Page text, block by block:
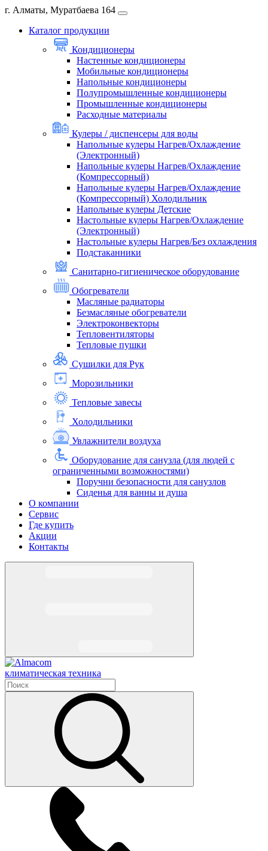
г. Алматы, Муратбаева 164
Каталог продукции
Кондиционеры
Настенные кондиционеры
Мобильные кондиционеры
Напольные кондиционеры
Полупромышленные кондиционеры
Промышленные кондиционеры
Расходные материалы
Кулеры / диспенсеры для воды
Напольные кулеры Нагрев/Охлаждение
(Электронный)
Напольные кулеры Нагрев/Охлаждение
(Компрессорный)
Напольные кулеры Нагрев/Охлаждение
(Компрессорный) Холодильник
Напольные кулеры Детские
Настольные кулеры Нагрев/Охлаждение
(Электронный)
Настольные кулеры Нагрев/Без охлаждения
Подстаканники
Санитарно-гигиеническое оборудование
Обогреватели
Масляные радиаторы
Безмасляные обогреватели
Электроконвекторы
Тепловентиляторы
Тепловые пушки
Сушилки для Рук
Морозильники
Тепловые завесы
Холодильники
Увлажнители воздуха
Оборудование для санузла (для людей с
ограниченными возможностями)
Поручни безопасности для санузлов
Сиденья для ванны и душа
О компании
Сервис
Где купить
Акции
Контакты
климатическая техника